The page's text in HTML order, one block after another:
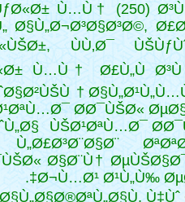
Ù…Ù† (250)
ÙÙ‚Ø¯
Ù…Ù† Ø£Ù„Ù
Ø­Ø¯ÙŠØ«
ÙŠØ¹ØªÙ…Ø¯
Ø§Ø¨Ù†
Ø¬Ù…Ø¹ Ø¹Ù„Ù‰